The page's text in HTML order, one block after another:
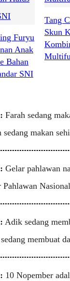
Furyu
Anak
Bahan
SNI
Tang
Skun
Farah sedang
sedang makan
Gelar pahlawan
Pahlawan
Adik sedang
membuat
10 Nopember